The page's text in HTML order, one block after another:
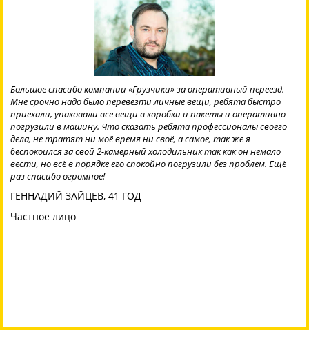
Было необходимо разгрузить фуру с паллетами. Ребята приехали
вовремя, отработали смену и закончили даже раньше. Что важно
для меня что грузчики были трезвые и быстро выполняли
поставленную задачу. Так же немаловажно что цена смены была
обговорена заранее и не было лишних проплат. Понравилось
приятное отношение к клиенту, да и к выполнению задач, мои
впечатления только положительные, буду советовать Вас
партнёрам.
ДМИТРИЙ ФИЛАТОВ, 40 ЛЕТ
Частное лицо